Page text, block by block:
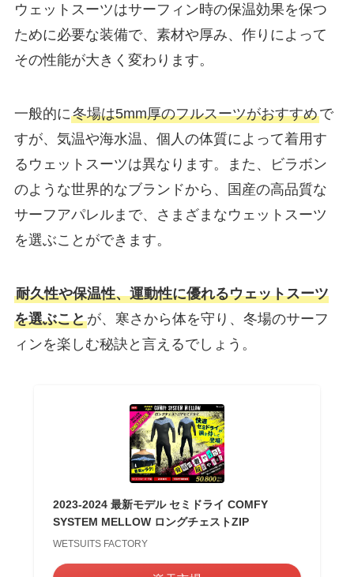
ウェットスーツはサーフィン時の保温効果を保つ
ために必要な装備で、素材や厚み、作りによって
その性能が大きく変わります。
一般的に冬場は5mm厚のフルスーツがおすすめで
すが、気温や海水温、個人の体質によって着用す
るウェットスーツは異なります。また、ビラボン
のような世界的なブランドから、国産の高品質な
サーフアパレルまで、さまざまなウェットスーツ
を選ぶことができます。
耐久性や保温性、運動性に優れるウェットスーツ
を選ぶことが、寒さから体を守り、冬場のサーフ
ィンを楽しむ秘訣と言えるでしょう。
2023‐2024 最新モデル セミドライ COMFY
SYSTEM MELLOW ロングチェストZIP
WETSUITS FACTORY